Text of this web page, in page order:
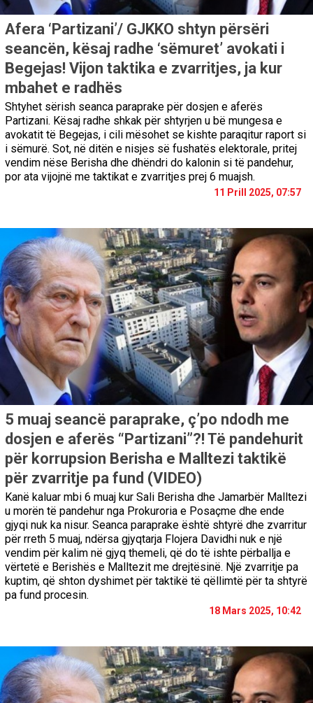
Afera ‘Partizani’/ GJKKO shtyn përsëri
seancën, kësaj radhe ‘sëmuret’ avokati i
Begejas! Vijon taktika e zvarritjes, ja kur
mbahet e radhës
Shtyhet sërish seanca paraprake për dosjen e aferës
Partizani. Kësaj radhe shkak për shtyrjen u bë mungesa e
avokatit të Begejas, i cili mësohet se kishte paraqitur raport si
i sëmurë. Sot, në ditën e nisjes së fushatës elektorale, pritej
vendim nëse Berisha dhe dhëndri do kalonin si të pandehur,
por ata vijojnë me taktikat e zvarritjes prej 6 muajsh.
11 Prill 2025, 07:57
5 muaj seancë paraprake, ç’po ndodh me
dosjen e aferës “Partizani”?! Të pandehurit
për korrupsion Berisha e Malltezi taktikë
për zvarritje pa fund (VIDEO)
Kanë kaluar mbi 6 muaj kur Sali Berisha dhe Jamarbër Malltezi
u morën të pandehur nga Prokuroria e Posaçme dhe ende
gjyqi nuk ka nisur. Seanca paraprake është shtyrë dhe zvarritur
për rreth 5 muaj, ndërsa gjyqtarja Flojera Davidhi nuk e një
vendim për kalim në gjyq themeli, që do të ishte përballja e
vërtetë e Berishës e Malltezit me drejtësinë. Një zvarritje pa
kuptim, që shton dyshimet për taktikë të qëllimtë për ta shtyrë
pa fund procesin.
18 Mars 2025, 10:42